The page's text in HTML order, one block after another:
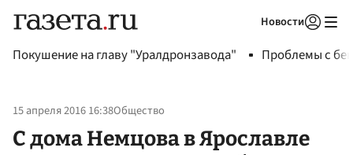
Новости
Покушение на главу "Уралдронзавода" Проблемы с
15 апреля 2016 16:38Общество
С дома Немцова в Ярославле